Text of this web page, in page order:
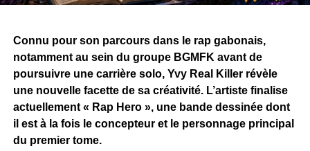
semble être une cérémonie de mariage.
La séquence, chaleureusement accueillie par l’assistance
et sur les réseaux sociaux, prend une dimension
particulière avec la présence d’autres anciens d’Eben,
notammentLa Fuente,NephtalietK-Prime.
Simples retrouvailles ou véritable réconciliation ? Cette
Connu pour son parcours dans le rap gabonais,
notamment au sein du groupe BGMFK avant de
poursuivre une carrière solo, Yvy Real Killer révèle
une nouvelle facette de sa créativité. L’artiste finalise
actuellement « Rap Hero », une bande dessinée dont
il est à la fois le concepteur et le personnage principal
du premier tome.